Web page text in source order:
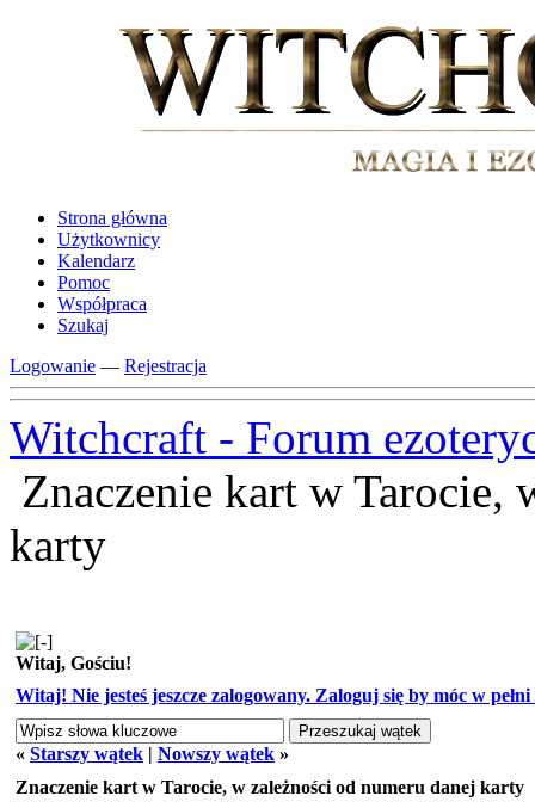
Strona główna
Użytkownicy
Kalendarz
Pomoc
Współpraca
Szukaj
Logowanie — Rejestracja
Witchcraft - Forum
Znaczenie kart w Tarocie,
karty
Witaj, Gościu!
Witaj! Nie jesteś jeszcze zalogowany. Zaloguj się by móc w
« Starszy wątek | Nowszy wątek »
Znaczenie kart w Tarocie, w zależności od numeru danej karty